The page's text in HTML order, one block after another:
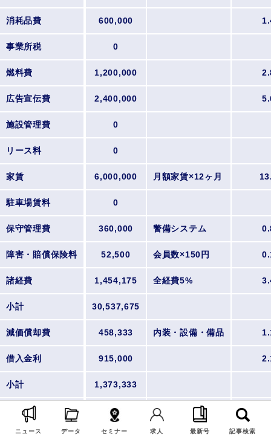
消耗品費 600,000
事業所税 0
燃料費 1,200,000
広告宣伝費 2,400,000
施設管理費 0
リース料 0
家賃 6,000,000 月額家賃×12ヶ月
駐車場賃料 0
保守管理費 360,000 警備システム
障害・賠償保険料 52,500 会員数×150円
諸経費 1,454,175 全経費5%
小計 30,537,675
減価償却費 458,333 内装・設備・備品
借入金利 915,000
小計 1,373,333
合計 31,911,008
ニュース データ セミナー 求人 最新号 記事検索